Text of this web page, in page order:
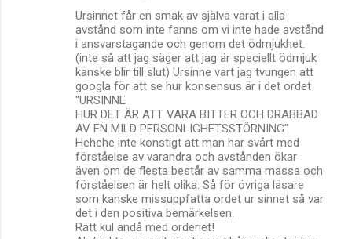
Ursinnet får en smak av själva varat i alla
avstånd som inte fanns om vi inte hade avstånd
i ansvarstagande och genom det ödmjukhet.
(inte så att jag säger att jag är speciellt ödmjuk
kanske blir till slut) Ursinne vart jag tvungen att
googla för att se hur konsensus är i det ordet
"URSINNE
HUR DET ÄR ATT VARA BITTER OCH DRABBAD
AV EN MILD PERSONLIGHETSSTÖRNING"
Hehehe inte konstigt att man har svårt med
förståelse av varandra och avstånden ökar
även om de flesta består av samma massa och
förståelsen är helt olika. Så för övriga läsare
som kanske missuppfatta ordet ur sinnet så var
det i den positiva bemärkelsen.
Rätt kul ändå med orderiet!